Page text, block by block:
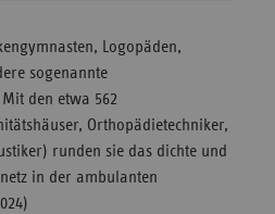
Logopäden,
sogenannte
den etwa 562
Orthopädietechniker,
runden sie das dichte und
in der ambulanten